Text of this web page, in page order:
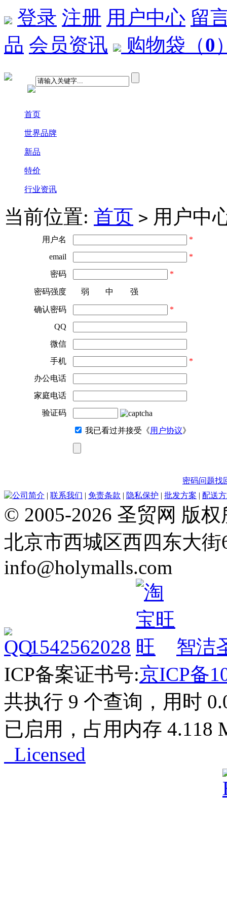
登录 注册 用户中心 留
品 会员资讯 购物袋 （0
首页
世界品牌
新品
特价
行业资讯
当前位置: 首页 > 用户中
用户名
*
email
*
密码
*
密码强度 弱 中 强
确认密码
*
QQ
微信
手机
*
办公电话
家庭电话
验证码
我已看过并接受《用户协议》
密码问题找
公司简介 | 联系我们 | 免责条款 | 隐私保护 | 批发方案 | 配送
© 2005-2026 圣贸网 版
北京市西城区西四东大街
info@holymalls.com
1542562028
智洁
ICP备案证书号:京ICP备
共执行 9 个查询，用时
已启用，占用内存 4.118
Licensed